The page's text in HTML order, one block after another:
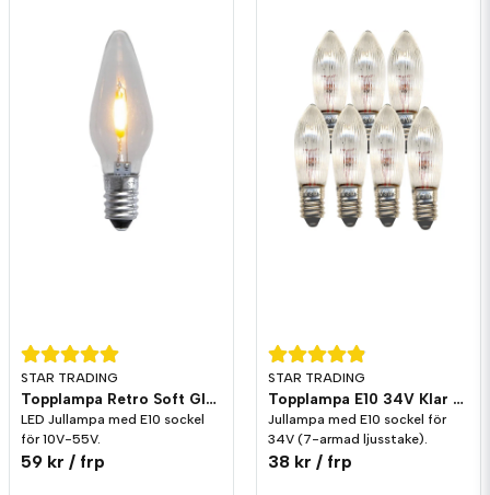
Ja, ni får publicera min fråga
STAR TRADING
Topplampa Retro Soft Glow LED E10 Klar 3-pack
LED Jullampa med E10 sockel
för 10V-55V.
59 kr / frp
STAR TRADING
Topplampa E10 34V Klar 7-pack ( Ej LED )
Jullampa med E10 sockel för
34V (7-armad ljusstake).
38 kr / frp